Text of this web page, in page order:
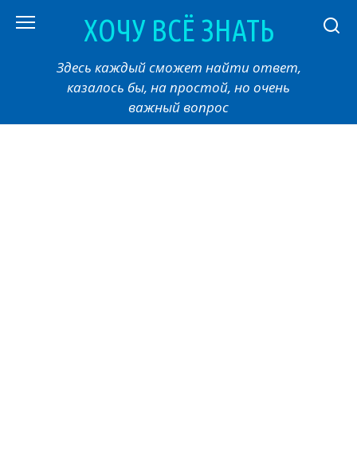
ХОЧУ ВСЁ ЗНАТЬ
Здесь каждый сможет найти ответ,
казалось бы, на простой, но очень
важный вопрос